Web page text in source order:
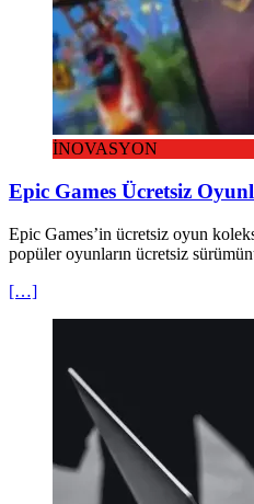
İNOVASYON
Epic Games Ücretsiz
Epic Games’in ücretsiz oyun
popüler oyunların ücretsiz
[…]